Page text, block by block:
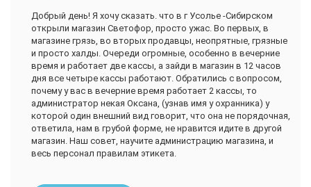
толкаются, все кидают и постоянно ругаются...
Товар не качественный и иногда даже с перебитой
датой, взяла тесто слоеное посмотреть, а там очень
сильно заметно, что дата была стерта и перебита,
знакомый купил там арбуз в итоге семья получила
отравление нитратами и это не весь список
негатива...
Почитав отзывы и других авторов я поняла, что магазин
плохой не только у нас, но и в других городах тоже.
Я больше туда ни ногой, вам так же не советую.
Берегите свои нервы и здоровье, ведь это самое главное...
Добрый день! Я хочу сказать. что в г Усолье -Сибирском
открыли магазин Светофор, просто ужас. Во первых, в
магазине грязь, во вторых продавцы, неопрятные, грязные
и просто халды. Очереди огромные, особенно в вечерние
время и работает две кассы, а зайди в магазин в 12 часов
дня все четыре кассы работают. Обратились с вопросом,
почему у вас в вечерние время работает 2 кассы, то
администратор некая Оксана, (узнав имя у охранника) у
которой один внешний вид говорит, что она не порядочная,
ответила, нам в грубой форме, не нравится идите в другой
магазин. Наш совет, научите администрацию магазина, и
весь персонал правилам этикета.